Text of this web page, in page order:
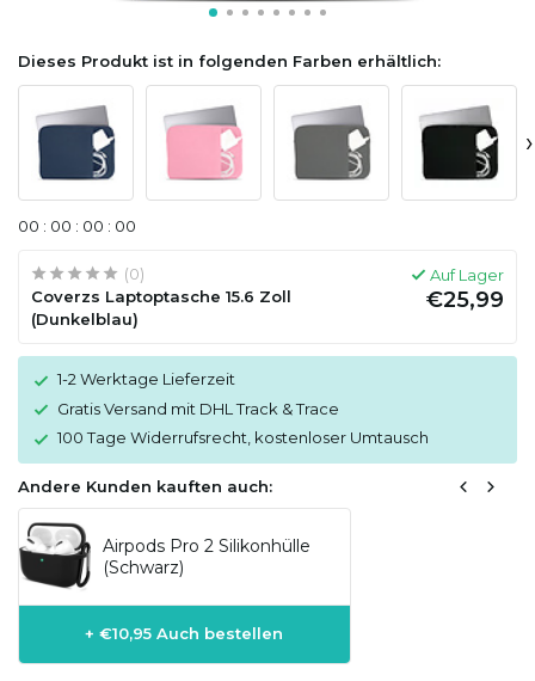
Dieses Produkt ist in folgenden Farben erhältlich:
›
00 : 00 : 00 : 00
(0)
Coverzs Laptoptasche 15.6 Zoll
(Dunkelblau)
Auf Lager
€25,99
1-2 Werktage Lieferzeit
Gratis Versand mit DHL Track & Trace
100 Tage Widerrufsrecht, kostenloser Umtausch
Andere Kunden kauften auch:
Airpods Pro 2 Silikonhülle
(Schwarz)
+ €10,95 Auch bestellen